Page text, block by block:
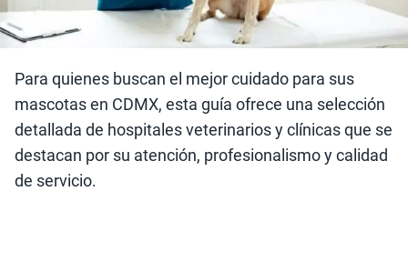
Para quienes buscan el mejor cuidado para sus
mascotas en CDMX, esta guía ofrece una selección
detallada de hospitales veterinarios y clínicas que se
destacan por su atención, profesionalismo y calidad
de servicio.